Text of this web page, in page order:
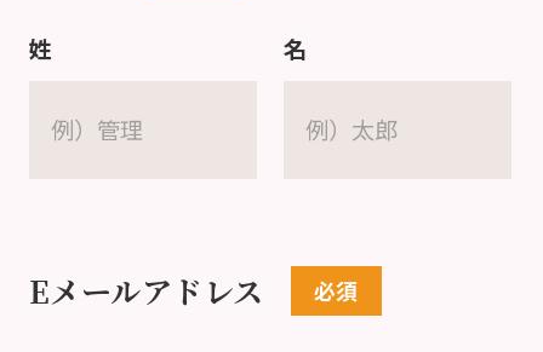
姓 名
Eメールアドレス